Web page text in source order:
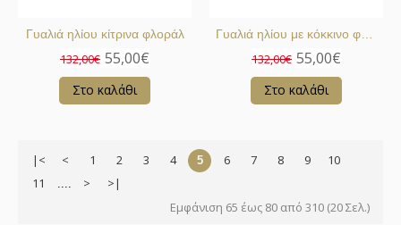
Γυαλιά ηλίου κίτρινα φλοράλ
132,00€ 55,00€
Στο καλάθι
132,00€ 55,00€
Στο καλάθι
|< < 1 2 3 4 5 6 7 8 9
10
11
.... >
>|
Εμφάνιση 65 έως 80 από 310 (20 Σελ.)